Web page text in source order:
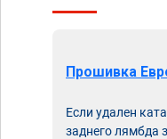
Прошивка
Если удален
заднего лямбда